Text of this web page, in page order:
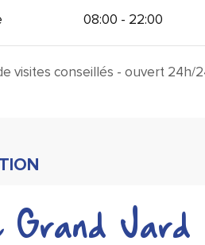
08:00 - 22:00
visites conseillés - ouvert 24h/
Grand Jard